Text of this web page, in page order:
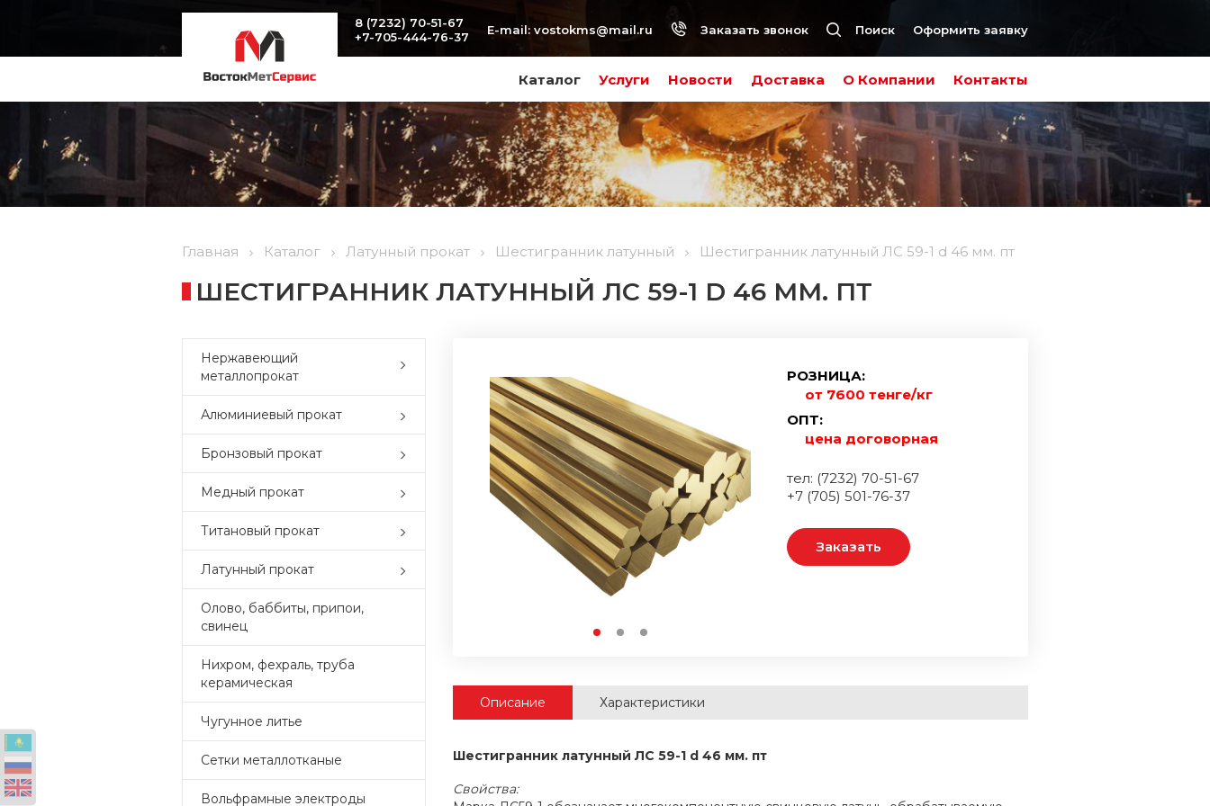
Каталог Услуги Новости Доставка О Компании Контакты
8 (7232) 70-51-67
+7-705-444-76-37
E-mail: vostokms@mail.ru Заказать звонок Поиск Оформить заявку
Главная Каталог Латунный прокат Шестигранник латунный Шестигранник латунный ЛС 59-1 d 46 мм. пт
ШЕСТИГРАННИК ЛАТУННЫЙ ЛС 59-1 D 46 ММ. ПТ
Нержавеющий
металлопрокат
Алюминиевый прокат
Бронзовый прокат
Медный прокат
Титановый прокат
Латунный прокат
Олово, баббиты, припои,
свинец
Нихром, фехраль, труба
керамическая
Чугунное литье
Сетки металлотканые
Вольфрамные электроды
РОЗНИЦА:
от 7600 тенге/кг
ОПТ:
цена договорная
тел: (7232) 70-51-67
+7 (705) 501-76-37
Заказать
Описание Характеристики
Шестигранник латунный ЛС 59-1 d 46 мм. пт
Свойства: